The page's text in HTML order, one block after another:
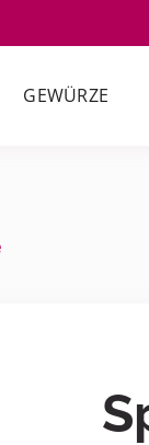
GEWÜRZE